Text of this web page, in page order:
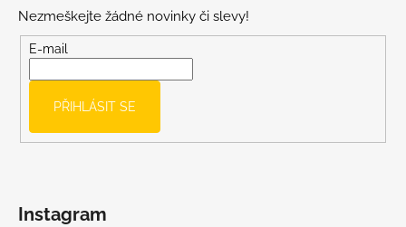
Nezmeškejte žádné novinky či slevy!
E-mail
PŘIHLÁSIT SE
Instagram